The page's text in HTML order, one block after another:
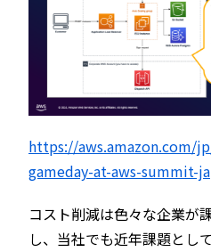
https://aws.amazon.com/
gameday-at-aws-summit-
コスト削減は色々な企業が
し、当社でも近年課題とし